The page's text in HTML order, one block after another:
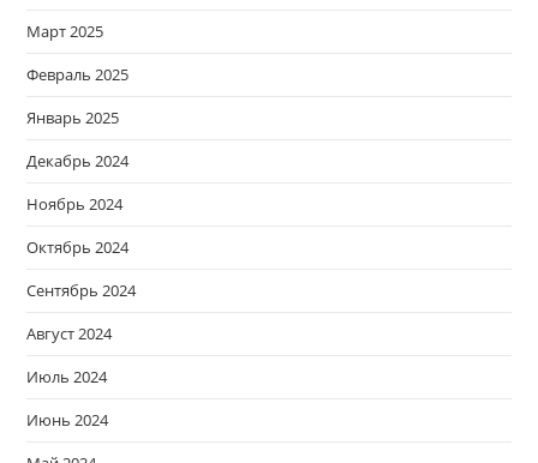
Март 2025
Февраль 2025
Январь 2025
Декабрь 2024
Ноябрь 2024
Октябрь 2024
Сентябрь 2024
Август 2024
Июль 2024
Июнь 2024